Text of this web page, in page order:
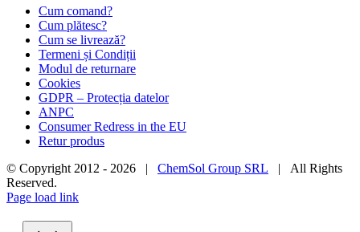
Cum comand?
Cum plătesc?
Cum se livrează?
Termeni și Condiții
Modul de returnare
Cookies
GDPR – Protecția datelor
ANPC
Consumer Redress in the EU
Retur produs
© Copyright 2012 - 2026 | ChemSol Group SRL | All Rights
Reserved.
Page load link